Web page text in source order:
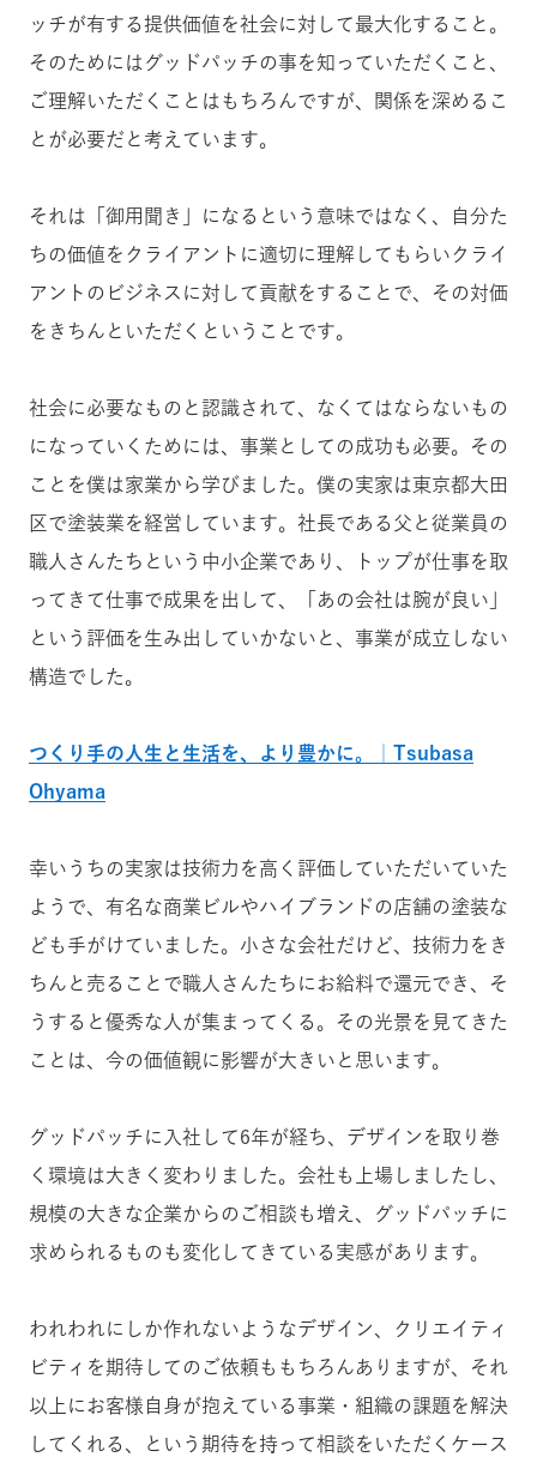
ッチが有する提供価値を社会に対して最大化すること。
そのためにはグッドパッチの事を知っていただくこと、
ご理解いただくことはもちろんですが、関係を深めるこ
とが必要だと考えています。
それは「御用聞き」になるという意味ではなく、自分た
ちの価値をクライアントに適切に理解してもらいクライ
アントのビジネスに対して貢献をすることで、その対価
をきちんといただく ということです。
社会に必要なものと認識されて、なくてはならないもの
になっていくためには、事業としての成功も必要。その
ことを僕は家業から学びました。 僕の実家は東京都大田
区で塗装業を経営しています。 社長である父と従業員の
職人さんたちという中小企業であり、トップが仕事を取
ってきて仕事で成果を出して、「あの会社は腕が良い」
という評価を生み出していかないと、事業が成立しない
構造でした。
つくり手の人生と生活を、より豊かに。｜Tsubasa
Ohyama
幸いうちの実家は技術力を高く評価していただいていた
ようで 、有名な商業ビルやハイブランドの店舗の塗装な
ども手がけていました。小さな会社だけど、技術力をき
ちんと売ることで職人さんたちにお給料で還元でき、そ
うすると優秀な人が集まってくる。その光景を見てきた
ことは、今の価値観に影響が大きいと思います。
グッドパッチに入社して6年が経ち、デザインを取り巻
く環境は大きく変わりました。会社も上場しましたし、
規模の大きな企業からのご相談も増え、グッドパッチに
求められるものも変化してきている実感があります。
われわれにしか作れないようなデザイン、クリエイティ
ビティを期待してのご依頼ももちろんありますが、
それ
以上にお客様自身が抱えている 事業・組織の課題を解決
してくれる、という期待を持って相談をいただくケース